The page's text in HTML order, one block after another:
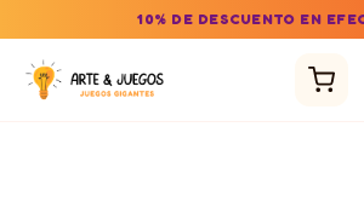
10% DE DESCUENTO EN